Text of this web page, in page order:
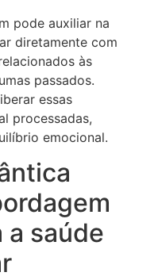
pode auxiliar na
diretamente com
às
passados.
essas
processadas,
emocional.
a saúde